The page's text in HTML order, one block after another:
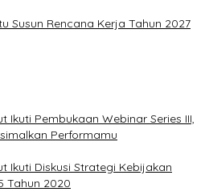
Susun Rencana Kerja Tahun 2027
Ikuti Pembukaan Webinar Series III,
Performamu
Ikuti Diskusi Strategi Kebijakan
Tahun 2020